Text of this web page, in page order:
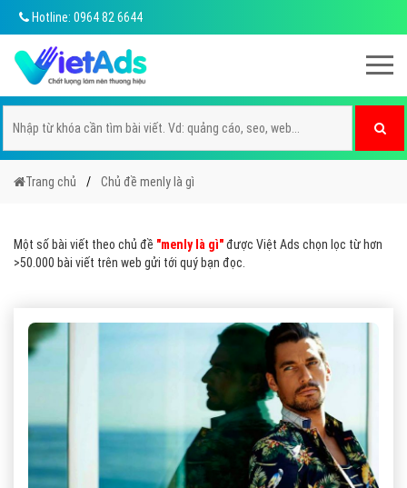
Hotline: 0964 82 6644
Trang chủ Chủ đề menly là gì
Một số bài viết theo chủ đề "menly là gì"được Việt Ads chọn lọc từ hơn
>50.000 bài viết trên web gửi tới quý bạn đọc.